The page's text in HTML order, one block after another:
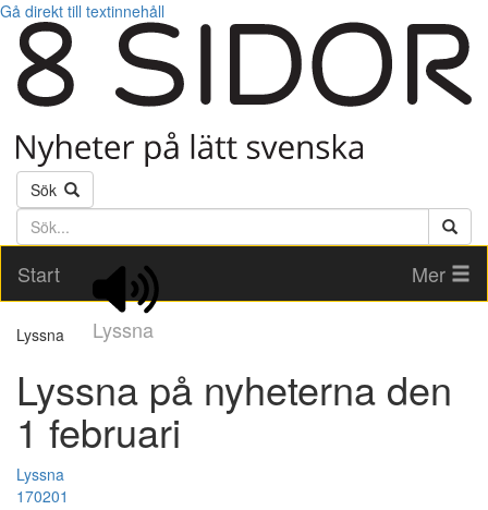
Gå direkt till textinnehåll
Sök
Söktext
Start
Lyssna
Mer
Lyssna
Lyssna på nyheterna den
1 februari
Lyssna
170201